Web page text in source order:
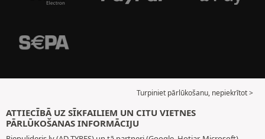
Turpiniet pārlūkošanu, nepiekrītot >
ATTIECĪBĀ UZ SĪKFAILIEM UN CITU VIETNES
PĀRLŪKOŠANAS INFORMĀCIJU